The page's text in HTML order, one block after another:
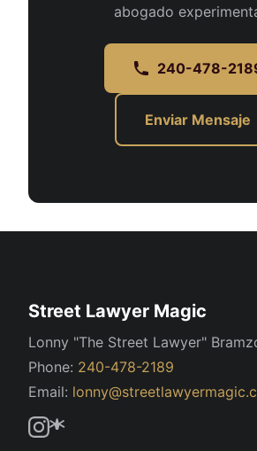
abogado
240-478-
Enviar Mensaje
Street Lawyer Magic
Lonny "The Street Lawyer"
Phone: 240-478-2189
Email: